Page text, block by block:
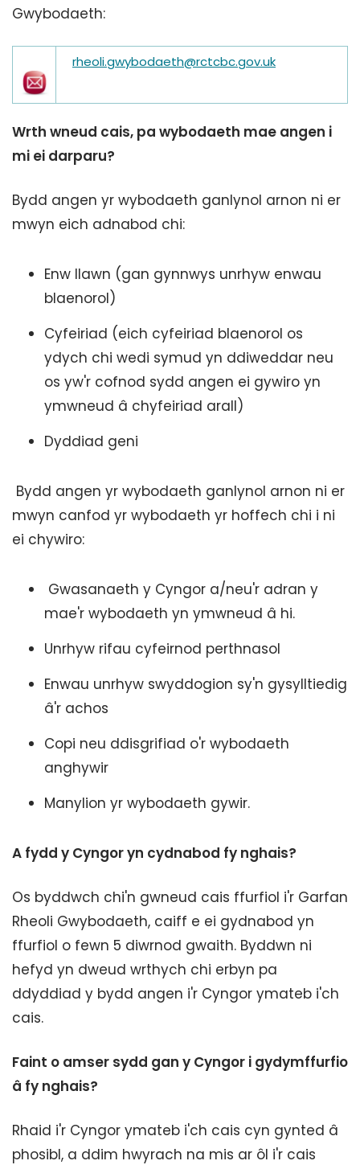
Gwybodaeth:
rheoli.gwybodaeth@rctcbc.gov.uk
Wrth wneud cais, pa wybodaeth mae angen i
mi ei darparu?
Bydd angen yr wybodaeth ganlynol arnon ni er
mwyn eich adnabod chi:
Enw llawn (gan gynnwys unrhyw enwau
blaenorol)
Cyfeiriad (eich cyfeiriad blaenorol os
ydych chi wedi symud yn ddiweddar neu
os yw'r cofnod sydd angen ei gywiro yn
ymwneud â chyfeiriad arall)
Dyddiad geni
Bydd angen yr wybodaeth ganlynol arnon ni er
mwyn canfod yr wybodaeth yr hoffech chi i ni
ei chywiro:
Gwasanaeth y Cyngor a/neu'r adran y
mae'r wybodaeth yn ymwneud â hi.
Unrhyw rifau cyfeirnod perthnasol
Enwau unrhyw swyddogion sy'n gysylltiedig
â'r achos
Copi neu ddisgrifiad o'r wybodaeth
anghywir
Manylion yr wybodaeth gywir.
A fydd y Cyngor yn cydnabod fy nghais?
Os byddwch chi'n gwneud cais ffurfiol i'r Garfan
Rheoli Gwybodaeth, caiff e ei gydnabod yn
ffurfiol o fewn 5 diwrnod gwaith. Byddwn ni
hefyd yn dweud wrthych chi erbyn pa
ddyddiad y bydd angen i'r Cyngor ymateb i'ch
cais.
Faint o amser sydd gan y Cyngor i gydymffurfio
â fy nghais?
Rhaid i'r Cyngor ymateb i'ch cais cyn gynted â
phosibl, a ddim hwyrach na mis ar ôl i'r cais